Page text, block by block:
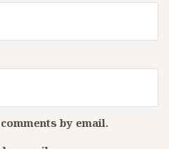
by email.